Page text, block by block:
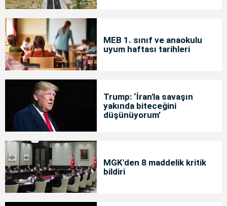
MEB 1. sınıf ve anaokulu
uyum haftası tarihleri
Trump: ‘İran'la savaşın
yakında biteceğini
düşünüyorum’
MGK'den 8 maddelik kritik
bildiri